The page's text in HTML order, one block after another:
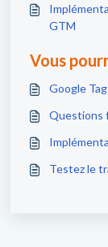
GTM
Vous
Google
Questions
Testez le